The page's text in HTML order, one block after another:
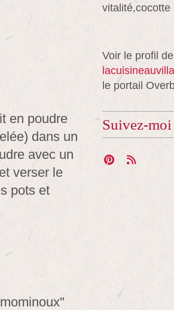
en poudre
dans un
avec un
verser le
pots et
vitalité,cocotte
Voir le profil de
le portail
Suivez-moi